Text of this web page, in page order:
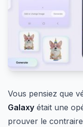
Vous pensiez que
Galaxy était une
prouver le